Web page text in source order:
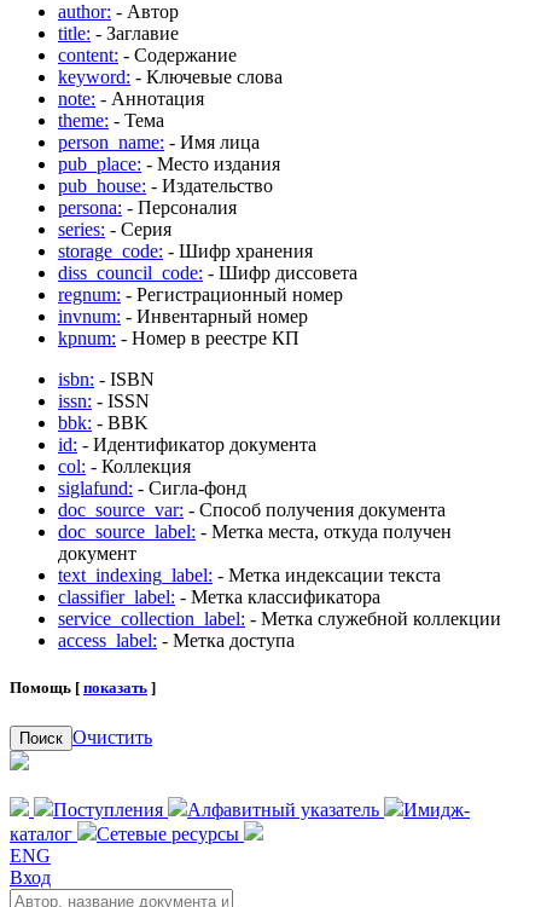
author: - Автор
title: - Заглавие
content: - Содержание
keyword: - Ключевые слова
note: - Аннотация
theme: - Тема
person_name: - Имя лица
pub_place: - Место издания
pub_house: - Издательство
persona: - Персоналия
series: - Серия
storage_code: - Шифр хранения
diss_council_code: - Шифр диссовета
regnum: - Регистрационный номер
invnum: - Инвентарный номер
kpnum: - Номер в реестре КП
isbn: - ISBN
issn: - ISSN
bbk: - BBK
id: - Идентификатор документа
col: - Коллекция
siglafund: - Сигла-фонд
doc_source_var: - Способ получения документа
doc_source_label: - Метка места, откуда получен
документ
text_indexing_label: - Метка индексации текста
classifier_label: - Метка классификатора
service_collection_label: - Метка служебной коллекции
access_label: - Метка доступа
Помощь [ показать ]
Поиск Очистить
Поступления Алфавитный указатель
Имидж-
каталог
Сетевые ресурсы
ENG
Вход